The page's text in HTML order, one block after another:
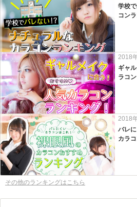
学校
コン
2018
ギャ
ラコ
2018
バレ
カラ
その他のランキングはこちら